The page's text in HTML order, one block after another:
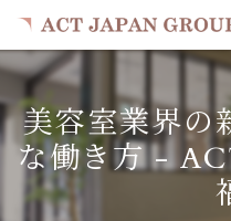
美容室業界の
な働き方 -